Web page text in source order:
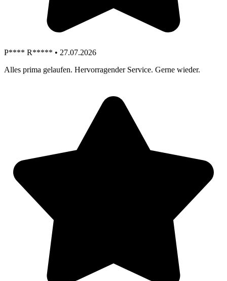
P**** R***** • 27.07.2026
Alles prima gelaufen. Hervorragender Service. Gerne wieder.